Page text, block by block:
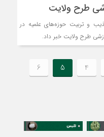
طرح ولایت
و تربیت حوزه‌های علمیه در
طرح ولایت خبر داد.
4
5
6